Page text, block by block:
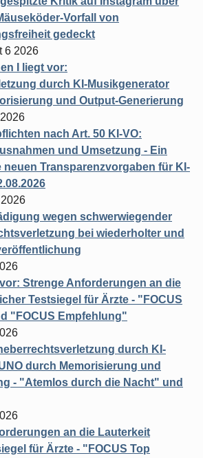
Vorfall von
gedeckt
6 2026
I liegt vor:
durch KI-Musikgenerator
und Output-Generierung
nach Art. 50 KI-VO:
und Umsetzung - Ein
neuen Transparenzvorgaben für KI-
wegen schwerwiegender
bei wiederholter und
Strenge Anforderungen an die
Testsiegel für Ärzte - "FOCUS
"FOCUS Empfehlung"
durch KI-
durch Memorisierung und
- "Atemlos durch die Nacht" und
an die Lauterkeit
für Ärzte - "FOCUS Top